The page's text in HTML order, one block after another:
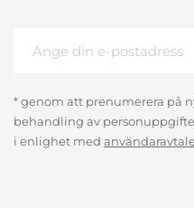
* genom att prenumerera på
behandling av
i enlighet med